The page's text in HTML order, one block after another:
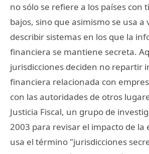
no sólo se refiere a los países con
bajos, sino que asimismo se usa a
describir sistemas en los que la
financiera se mantiene secreta.
jurisdicciones deciden no repartir
financiera relacionada con
con las autoridades de otros
Justicia Fiscal, un grupo de
2003 para revisar el impacto de la
usa el término "jurisdicciones